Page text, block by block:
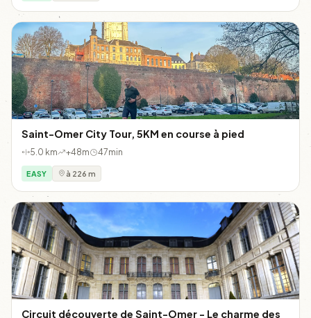
Saint-Omer City Tour, 5KM en course à pied
5.0 km +48m 47min
EASY à 226 m
Circuit découverte de Saint-Omer - Le charme des